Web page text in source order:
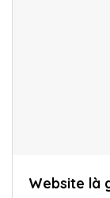
Website là